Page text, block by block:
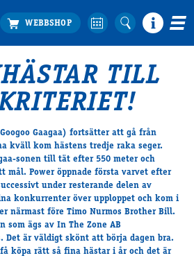
TILL
Gaagaa) fortsätter att gå från
kväll kom hästens tredje raka seger.
sonen till tät efter 550 meter och
mål. Power öppnade första varvet efter
under resterande delen av
konkurrenter över upploppet och kom i
närmast före Timo Nurmos Brother Bill.
som ägs av In The Zone AB
Det är väldigt skönt att börja dagen bra.
köpa rätt så fina hästar i år och det är